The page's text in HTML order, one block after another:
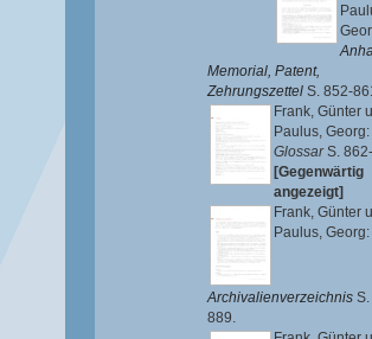
Memorial, Patent,
Zehrungszettel S. 852-
Frank, Günter
Paulus, Georg:
GlossarS.
[Gegenwärtig
angezeigt]
Frank, Günter
Paulus, Georg:
Archivalienverzeichnis
889.